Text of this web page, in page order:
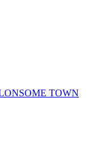
TOWN